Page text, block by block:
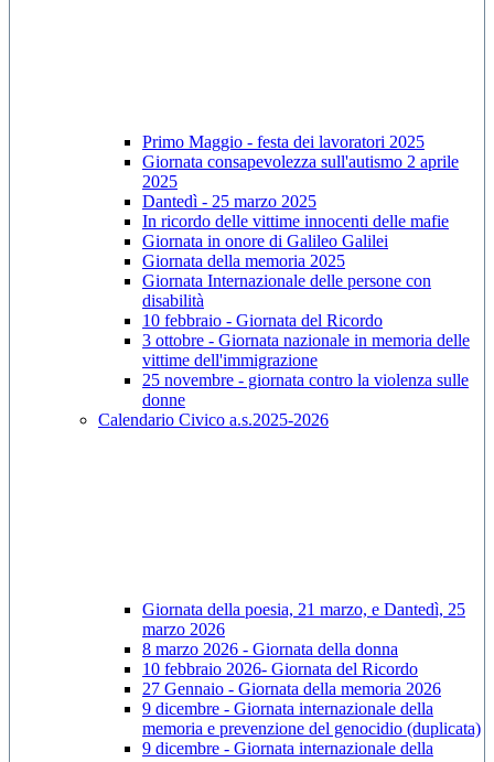
Primo Maggio - festa dei lavoratori 2025
Giornata consapevolezza sull'autismo 2 aprile
2025
Dantedì - 25 marzo 2025
In ricordo delle vittime innocenti delle mafie
Giornata in onore di Galileo Galilei
Giornata della memoria 2025
Giornata Internazionale delle persone con
disabilità
10 febbraio - Giornata del Ricordo
3 ottobre - Giornata nazionale in memoria delle
vittime dell'immigrazione
25 novembre - giornata contro la violenza sulle
donne
Calendario Civico a.s.2025-2026
Giornata della poesia, 21 marzo, e Dantedì, 25
marzo 2026
8 marzo 2026 - Giornata della donna
10 febbraio 2026- Giornata del Ricordo
27 Gennaio - Giornata della memoria 2026
9 dicembre - Giornata internazionale della
memoria e prevenzione del genocidio (duplicata)
9 dicembre - Giornata internazionale della